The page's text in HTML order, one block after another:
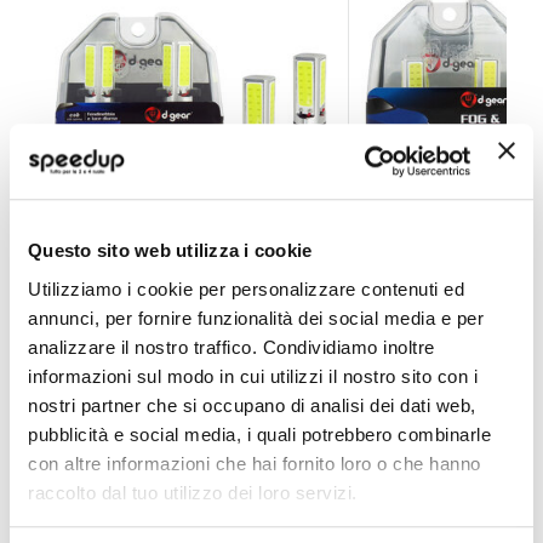
Questo sito web utilizza i cookie
Utilizziamo i cookie per personalizzare contenuti ed
annunci, per fornire funzionalità dei social media e per
analizzare il nostro traffico. Condividiamo inoltre
informazioni sul modo in cui utilizzi il nostro sito con i
nostri partner che si occupano di analisi dei dati web,
pubblicità e social media, i quali potrebbero combinarle
con altre informazioni che hai fornito loro o che hanno
raccolto dal tuo utilizzo dei loro servizi.
Lampadine Altri Attacchi P13 Cob Led Fog and Day
D-GEAR
Ultra White P13 12V 20W
34,65 €
CONSEGNA IN 48H
D-GEAR
Ultra White HB4 12V
34,65 €
CONSEGNA IN 48H